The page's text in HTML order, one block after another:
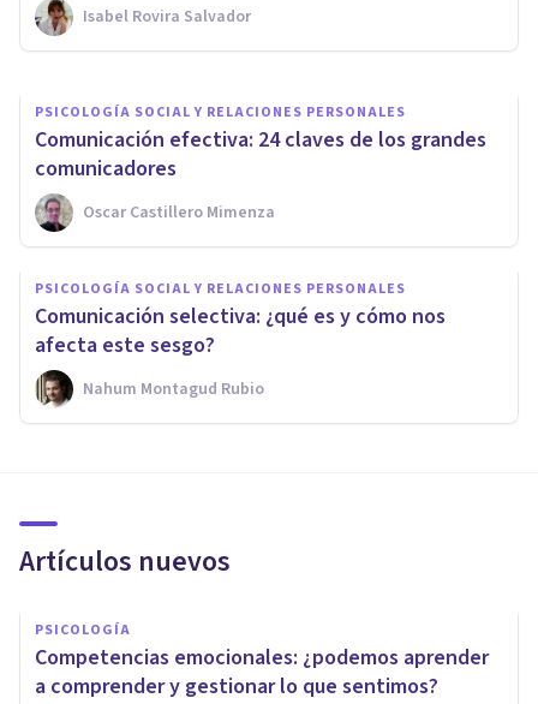
Isabel Rovira Salvador
Izzat Haykal
PSICOLOGÍA SOCIAL Y RELACIONES PERSONALES
Comunicación efectiva: 24 claves de los grandes
comunicadores
Oscar Castillero Mimenza
PSICOLOGÍA SOCIAL Y RELACIONES PERSONALES
Comunicación selectiva: ¿qué es y cómo nos
afecta este sesgo?
Nahum Montagud Rubio
Artículos nuevos
PSICOLOGÍA
Competencias emocionales: ¿podemos aprender
a comprender y gestionar lo que sentimos?